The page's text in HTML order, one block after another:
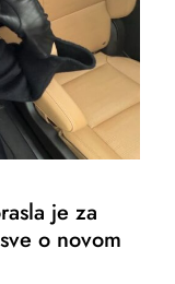
je za
o novom